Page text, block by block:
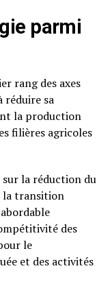
parmi
rang des axes
réduire sa
la production
filières agricoles
la réduction du
la transition
des
le
et des activités